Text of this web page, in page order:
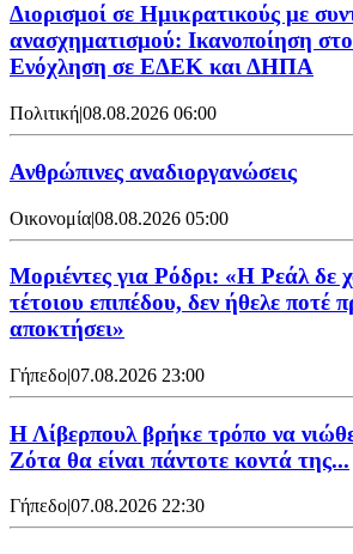
Διορισμοί σε Ημικρατικούς με
ανασχηματισμού: Ικανοποίηση
Ενόχληση σε ΕΔΕΚ και ΔΗΠΑ
Πολιτική|08.08.2026 06:00
Ανθρώπινες αναδιοργανώσεις
Οικονομία|08.08.2026 05:00
Μοριέντες για Ρόδρι: «Η Ρεάλ δε
τέτοιου επιπέδου, δεν ήθελε ποτέ
αποκτήσει»
Γήπεδο|07.08.2026 23:00
Η Λίβερπουλ βρήκε τρόπο να
Ζότα θα είναι πάντοτε κοντά της...
Γήπεδο07.08.2026 22:30